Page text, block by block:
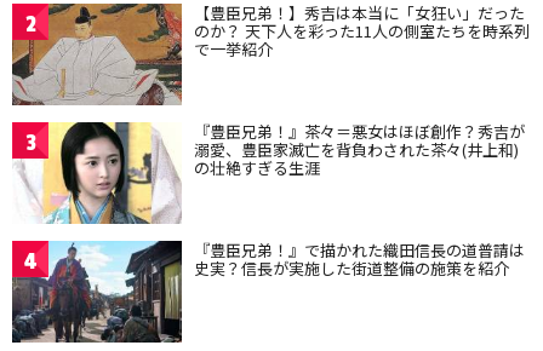
2 【豊臣兄弟！】秀吉は本当に「女狂い」だった
のか？ 天下人を彩った11人の側室たちを時系列
で一挙紹介
3 『豊臣兄弟！』茶々＝悪女はほぼ創作？秀吉が
溺愛、豊臣家滅亡を背負わされた茶々(井上和)
の壮絶すぎる生涯
4 『豊臣兄弟！』で描かれた織田信長の道普請は
史実？信長が実施した街道整備の施策を紹介